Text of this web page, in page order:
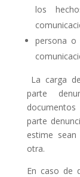
los
persona o
La carga
parte
parte
estime
otra.
En caso de